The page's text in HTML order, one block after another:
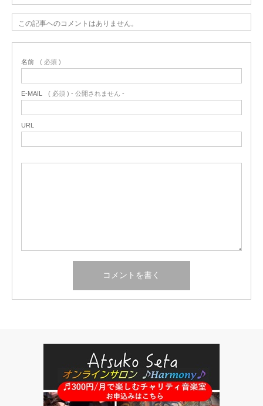
この記事へのコメントはありません。
名前 ( 必須 )
E-MAIL ( 必須 ) - 公開されません -
URL